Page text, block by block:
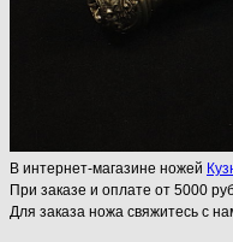
В интернет-магазине ножей
При заказе и оплате от 5000
Для заказа ножа свяжитесь с